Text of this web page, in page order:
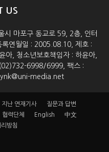
US
시 마포구 동교로 59, 2층, 인터
연월일 : 2005.08.10, 제호 :
아, 청소년보호책임자 : 하윤아,
6998/6999, 팩스 :
media.net
지난 연재기사
질문과 답변
협력단체 English
中文
방침